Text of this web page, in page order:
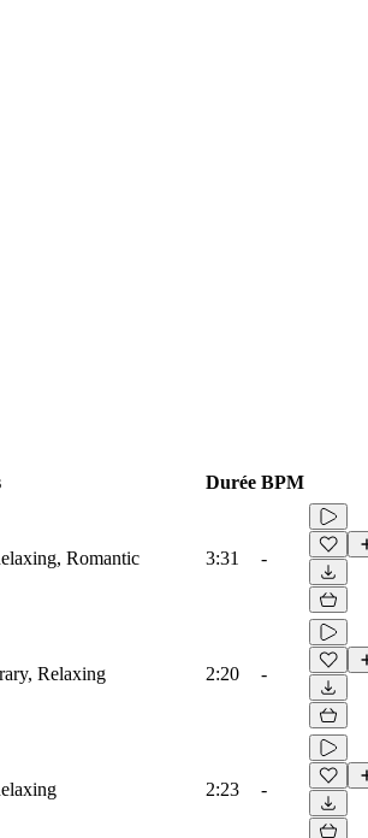
Durée BPM
Romantic 3:31 -
Relaxing 2:20 -
2:23 -